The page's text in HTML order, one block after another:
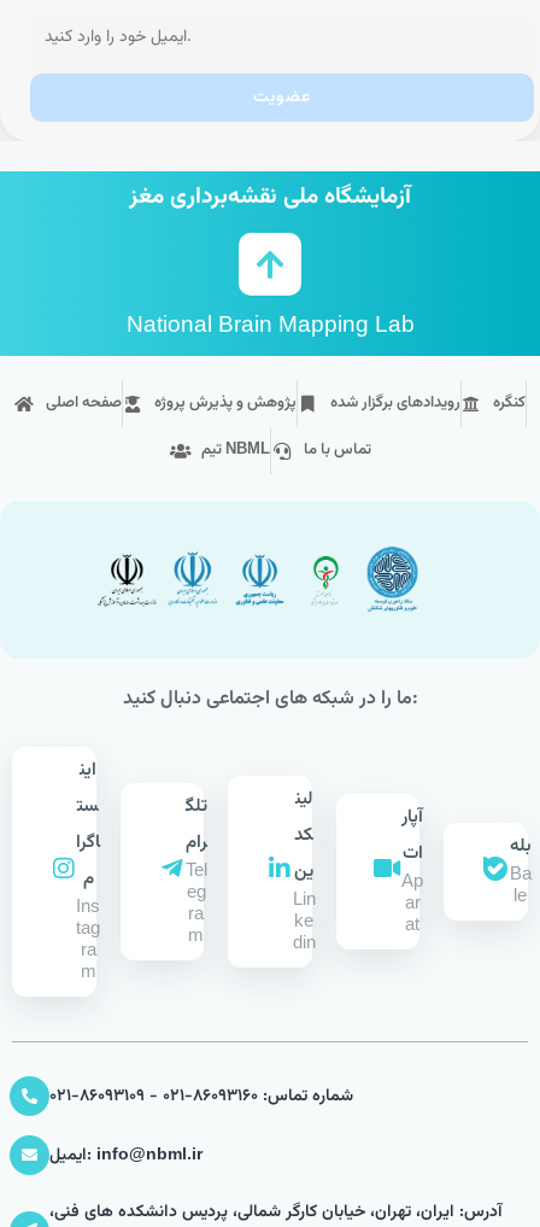
عضویت
آزمایشگاه ملی نقشه‌برداری مغز
National Brain Mapping Lab
صفحه اصلی پژوهش و پذیرش پروژه رویداد‌های برگزار شده
کنگره
تیم NBML
تماس با ما
ما را در شبکه های اجتماعی دنبال کنید:
این
ست
اگرا
م
Ins
tag
ra
m
تلگ
رام
Tel
eg
ra
m
لین
کد
ین
Lin
ke
din
آپار
ات
Ap
ar
at
بله
Ba
le
شماره تماس: 86093160-021 - 86093109-021
ایمیل: info@nbml.ir
آدرس: ایران، تهران، خیابان کارگر شمالی، پردیس دانشکده های فنی،